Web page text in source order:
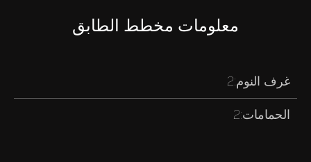
معلومات مخطط الطابق
غرف النوم:2
الحمامات:2